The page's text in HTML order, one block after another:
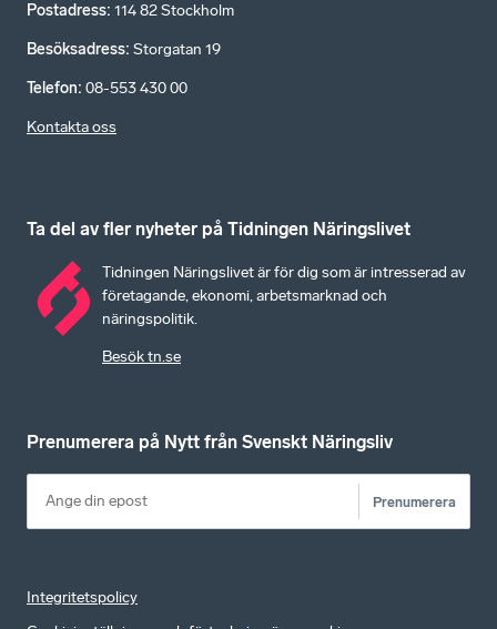
Postadress: 114 82 Stockholm
Besöksadress: Storgatan 19
Telefon: 08-553 430 00
Kontakta oss
Ta del av fler nyheter på Tidningen Näringslivet
Tidningen Näringslivet är för dig som är intresserad av
företagande, ekonomi, arbetsmarknad och
näringspolitik.
Besök tn.se
Prenumerera på Nytt från Svenskt Näringsliv
Prenumerera
Integritetspolicy